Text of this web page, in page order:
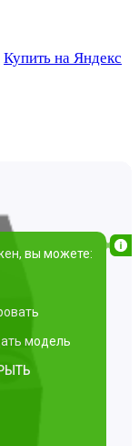
Купить на Яндекс